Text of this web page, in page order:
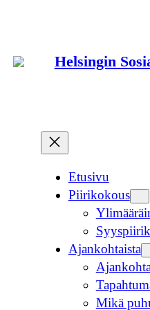
Helsingin
Etusivu
Piirikokous
Ajankohtaista
Mikä